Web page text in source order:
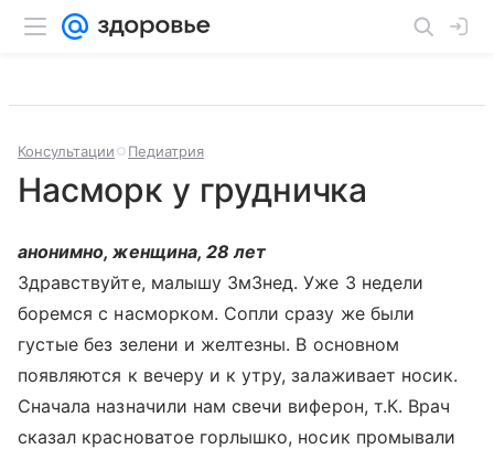
Консультации Педиатрия
Насморк у грудничка
анонимно, женщина, 28 лет
Здравствуйте, малышу 3м3нед. Уже 3 недели
боремся с насморком. Сопли сразу же были
густые без зелени и желтезны. В основном
появляются к вечеру и к утру, залаживает носик.
Сначала назначили нам свечи виферон, т.К. Врач
сказал красноватое горлышко, носик промывали